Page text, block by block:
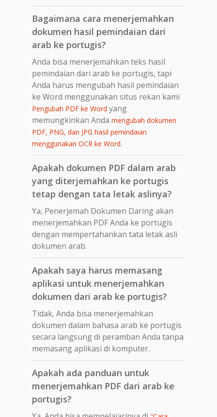
Bagaimana cara menerjemahkan
dokumen hasil pemindaian dari
arab ke portugis?
Anda bisa menerjemahkan teks hasil
pemindaian dari arab ke portugis, tapi
Anda harus mengubah hasil pemindaian
ke Word menggunakan situs rekan kami
Pengubah PDF ke Word yang
memungkinkan Anda mengubah dokumen
PDF, PNG, dan JPG hasil pemindaian
menggunakan OCR ke Word.
Apakah dokumen PDF dalam arab
yang diterjemahkan ke portugis
tetap dengan tata letak aslinya?
Ya, Penerjemah Dokumen Daring akan
menerjemahkan PDF Anda ke portugis
dengan mempertahankan tata letak asli
dokumen arab.
Apakah saya harus memasang
aplikasi untuk menerjemahkan
dokumen dari arab ke portugis?
Tidak, Anda bisa menerjemahkan
dokumen dalam bahasa arab ke portugis
secara langsung di peramban Anda tanpa
memasang aplikasi di komputer.
Apakah ada panduan untuk
menerjemahkan PDF dari arab ke
portugis?